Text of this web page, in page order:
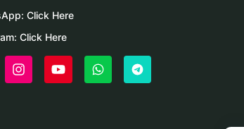
Click Here
Click Here